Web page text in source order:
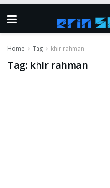
Home Tag khir rahman
Tag: khir rahman